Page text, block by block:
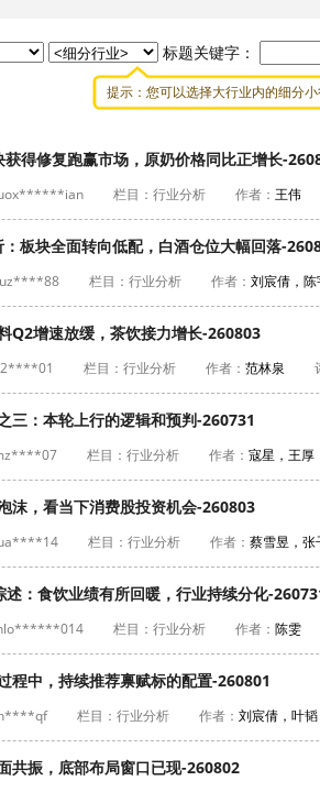
标题关键字：
提示：您可以选择大行业内的细分
得修复跑赢市场，原奶价格同比正增长-
栏目：行业分析 作者： 王伟
板块全面转向低配，白酒仓位大幅回落-
栏目：行业分析 作者： 刘宸倩，
Q2增速放缓，茶饮接力增长-260803
栏目：行业分析 作者： 范林泉
三：本轮上行的逻辑和预判-260731
栏目：行业分析 作者： 寇星，王厚
沫，看当下消费股投资机会-260803
栏目：行业分析 作者： 蔡雪昱，张
：食饮业绩有所回暖，行业持续分化-
栏目：行业分析 作者： 陈雯
程中，持续推荐禀赋标的配置-260801
栏目：行业分析 作者： 刘宸倩，叶
共振，底部布局窗口已现-260802